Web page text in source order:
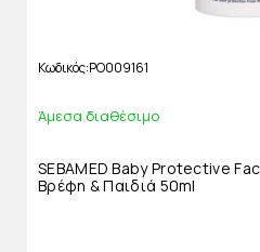
Κωδικός PO009161
Άμεσα διαθέσιμο
SEBAMED Baby Protective
Βρέφη & Παιδιά 50ml